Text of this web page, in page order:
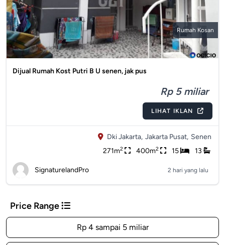
Rumah Kosan
Dijual Rumah Kost Putri B U senen, jak pus
Rp 5 miliar
LIHAT IKLAN
Dki Jakarta, Jakarta Pusat, Senen
271m2 400m2 15 13
SignaturelandPro 2 hari yang lalu
Price Range
Rp 4 sampai 5 miliar